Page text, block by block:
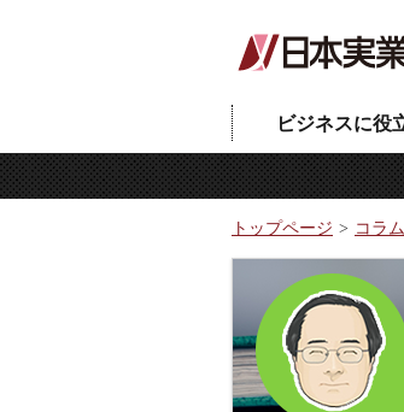
ビジネスに役
トップページ コラ